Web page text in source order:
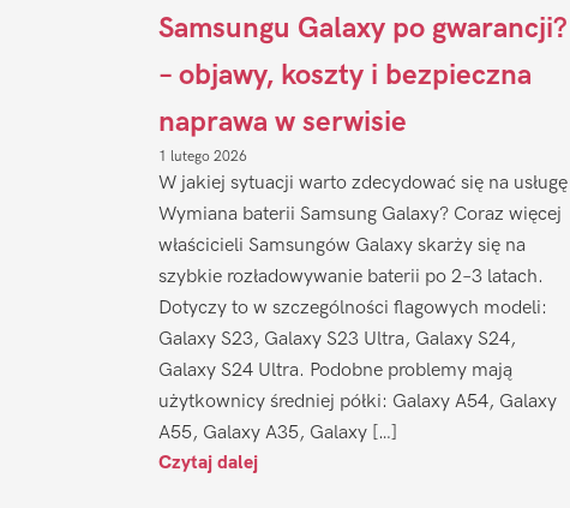
Samsungu Galaxy po gwarancji?
– objawy, koszty i bezpieczna
naprawa w serwisie
1 lutego 2026
W jakiej sytuacji warto zdecydować się na usługę
Wymiana baterii Samsung Galaxy? Coraz więcej
właścicieli Samsungów Galaxy skarży się na
szybkie rozładowywanie baterii po 2–3 latach.
Dotyczy to w szczególności flagowych modeli:
Galaxy S23, Galaxy S23 Ultra, Galaxy S24,
Galaxy S24 Ultra. Podobne problemy mają
użytkownicy średniej półki: Galaxy A54, Galaxy
A55, Galaxy A35, Galaxy […]
Czytaj dalej